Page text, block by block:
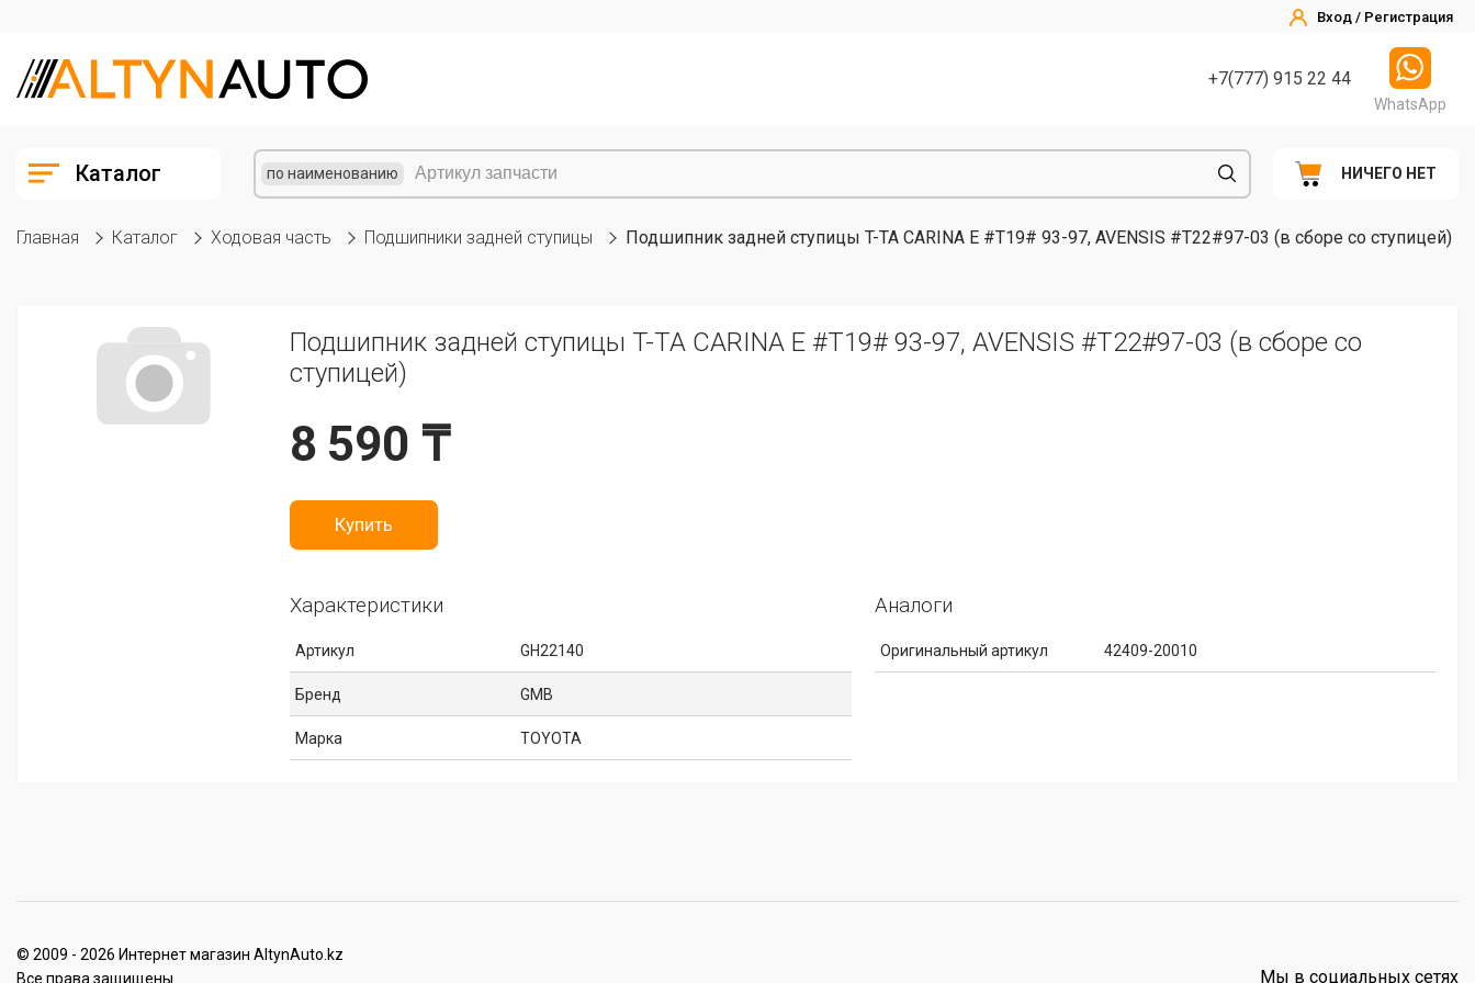
Вход / Регистрация
+7(777) 915 22 44
WhatsApp
Каталог по наименованию НИЧЕГО НЕТ
Главная Каталог Ходовая часть Подшипники задней ступицы Подшипник задней ступицы T-TA CARINA E #T19# 93-97, AVENSIS #T22#97-03 (в сборе со ступицей)
Подшипник задней ступицы T-TA CARINA E #T19# 93-97, AVENSIS #T22#97-03 (в сборе со
ступицей)
8 590 ₸
Купить
Характеристики
Артикул GH22140
Бренд GMB
Марка TOYOTA
Аналоги
Оригинальный артикул 42409-20010
© 2009 - 2026 Интернет магазин AltynAuto.kz
Все права защищены.
Мы в социальных сетях